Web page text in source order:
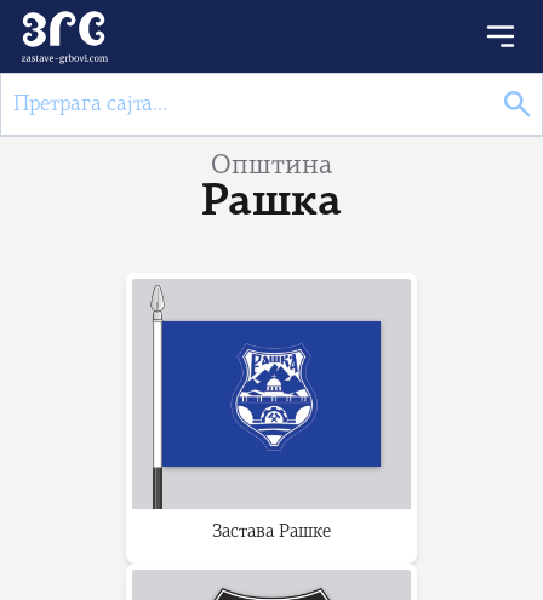
Општина
Рашка
Застава Рашке